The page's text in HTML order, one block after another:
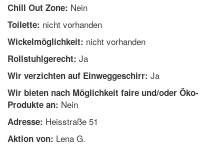
Chill Out Zone: Nein
Toilette: nicht vorhanden
Wickelmöglichkeit: nicht vorhanden
Rollstuhlgerecht: Ja
Wir verzichten auf Einweggeschirr: Ja
Wir bieten nach Möglichkeit faire und/oder Öko-
Produkte an: Nein
Adresse: Heisstraße 51
Aktion von: Lena G.